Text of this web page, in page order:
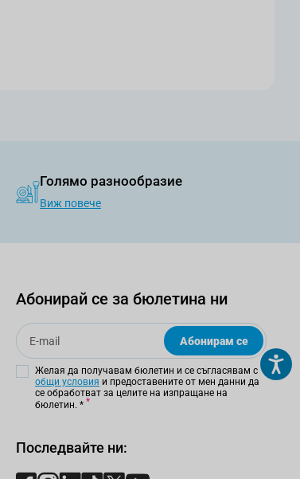
Голямо разнообразие
Виж повече
Абонирай се за бюлетина ни
Email
Абонирам се
Желая да получавам бюлетин и се съгласявам с
общи условия и предоставените от мен данни да
се обработват за целите на изпращане на
бюлетин. *
Последвайте ни: